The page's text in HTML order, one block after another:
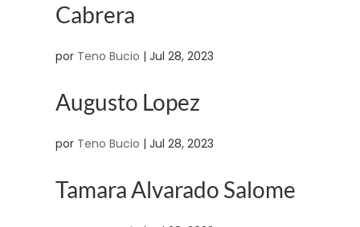
Cabrera
por Teno Bucio | Jul 28, 2023
Augusto Lopez
por Teno Bucio | Jul 28, 2023
Tamara Alvarado Salome